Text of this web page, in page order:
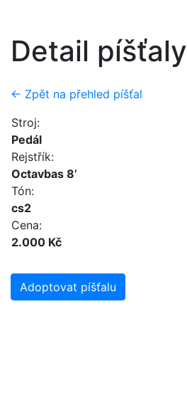
Detail píšťaly
← Zpět na přehled píšťal
Stroj:
Pedál
Rejstřík:
Octavbas 8’
Tón:
cs2
Cena:
2.000 Kč
Adoptovat píšťalu